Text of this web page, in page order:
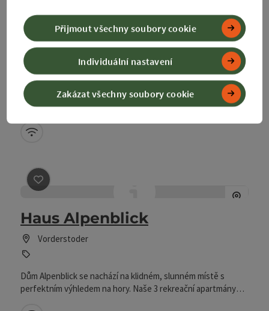
Ferienwohnungen
Ramsebner-Fastner
Vorderstoder
Vítejte na stránkách Family Ramsebner-fastner
v Vorderstoder!
W-LAN (zdarma)
Označit příspěvek
Haus Alpenblick
Vorderstoder
Dům Alpenblick se nachází na klidném, slunném místě s
perfektním výhledem na hory. Naše 3 rekreační apartmány
Zakázat všechny soubory cookie
Individuální nastavení
Přijmout všechny soubory cookie